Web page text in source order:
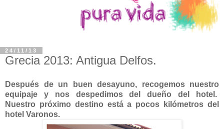
24/11/13
Grecia 2013: Antigua Delfos.
Después de un buen desayuno, recogemos nuestro
equipaje y nos despedimos del dueño del hotel.
Nuestro próximo destino está a pocos kilómetros del
hotel Varonos.